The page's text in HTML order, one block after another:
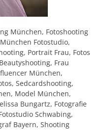
München, Fotoshooting
Fotostudio,
Portrait Frau, Fotos
Frau
München,
Sedcardshooting,
Model München,
Bungartz, Fotografie
Schwabing,
Bayern, Shooting